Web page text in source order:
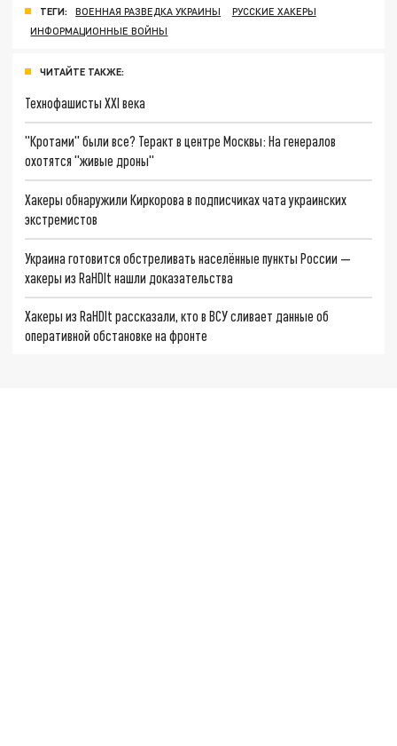
ТЕГИ: ВОЕННАЯ РАЗВЕДКА УКРАИНЫ
РУССКИЕ ХАКЕРЫ
ИНФОРМАЦИОННЫЕ ВОЙНЫ
ЧИТАЙТЕ ТАКЖЕ:
Технофашисты XXI века
"Кротами" были все? Теракт в центре Москвы: На генералов
охотятся "живые дроны"
Хакеры обнаружили Киркорова в подписчиках чата украинских
экстремистов
Украина готовится обстреливать населённые пункты России —
хакеры из RaHDIt нашли доказательства
Хакеры из RaHDIt рассказали, кто в ВСУ сливает данные об
оперативной обстановке на фронте